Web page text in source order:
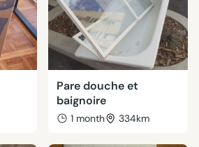
Pare douche et
baignoire
1 month 334km